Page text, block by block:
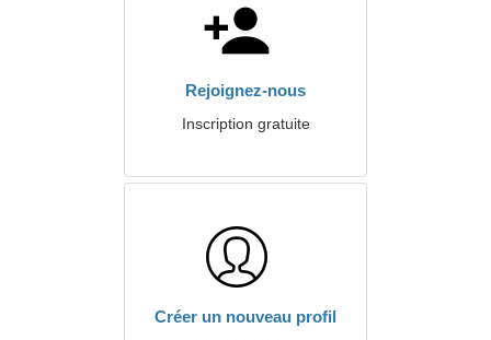
Rejoignez-nous
Inscription gratuite
Créer un nouveau profil